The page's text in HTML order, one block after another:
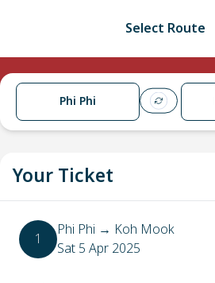
Select Route
Phi Phi
Your Ticket
1 Phi Phi → Koh Mook
Sat 5 Apr 2025